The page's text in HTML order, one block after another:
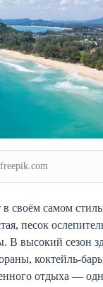
своём самом
песок
В высокий сезон
коктейль-
отдыха —